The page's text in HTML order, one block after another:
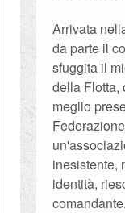
Arrivata
da parte il
sfuggita il
della Flotta,
meglio
inesistente,
identità,
comandante.